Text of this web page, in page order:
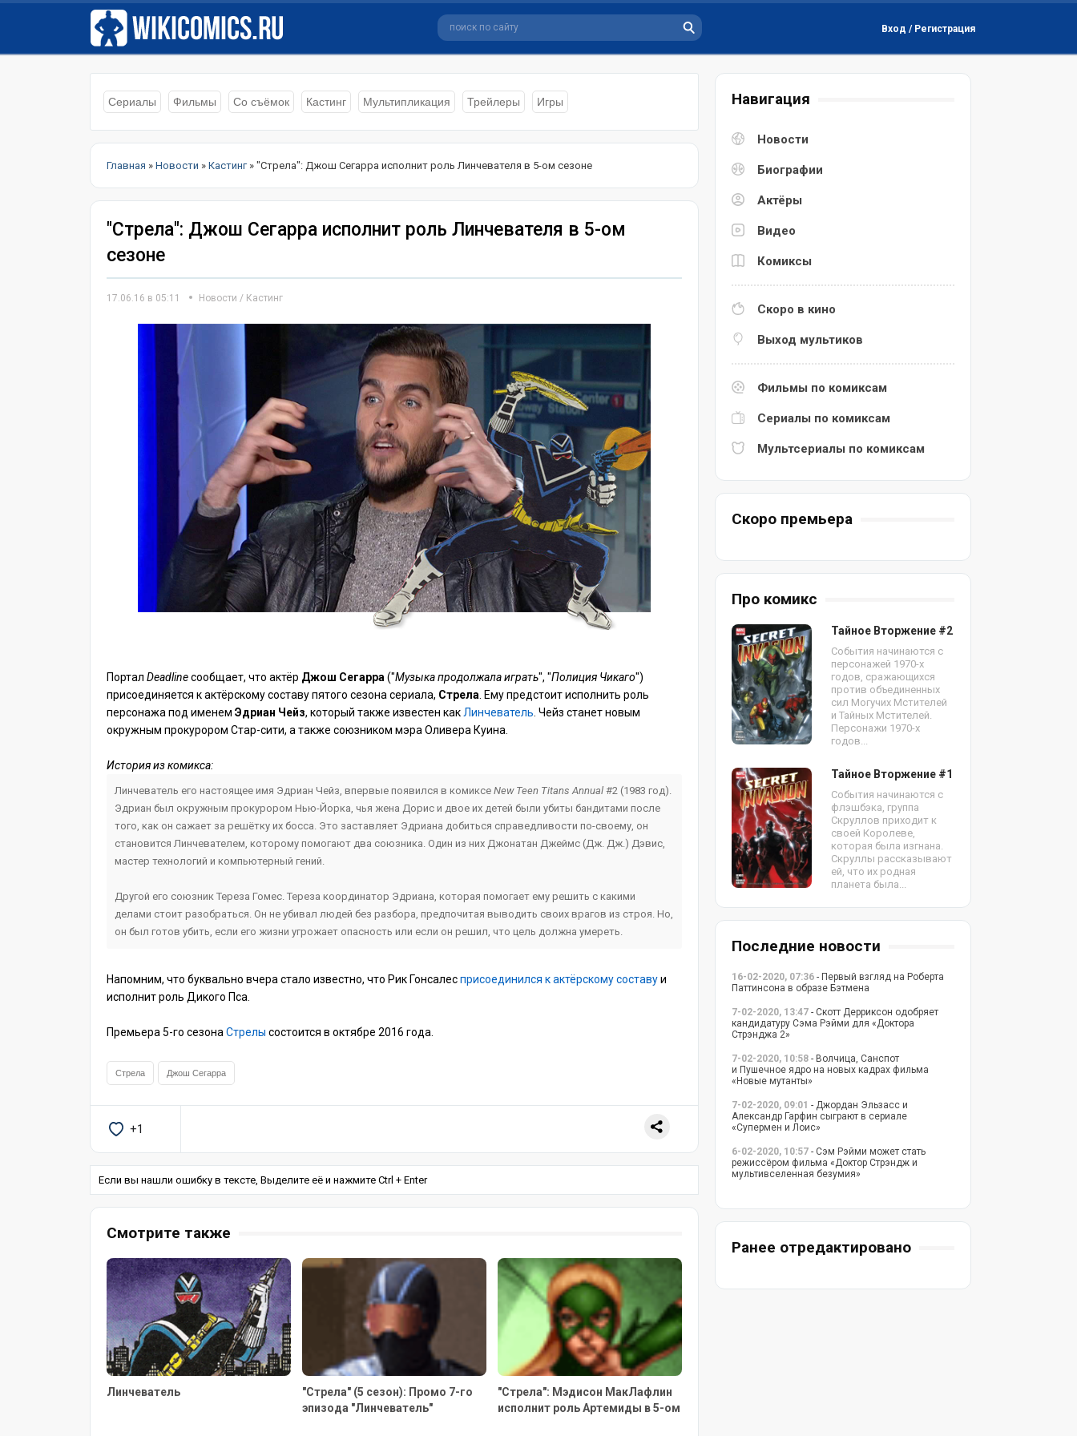
Вход / Регистрация
Сериалы Фильмы Со съёмок Кастинг Мультипликация Трейлеры Игры
Главная » Новости » Кастинг» "Стрела": Джош Сегарра исполнит роль Линчевателя в 5-ом сезоне
"Стрела": Джош Сегарра исполнит роль Линчевателя в 5-ом
сезоне
17.06.16 в 05:11 Новости / Кастинг
Портал Deadlineсообщает, что актёр Джош Сегарра ("Музыка продолжала играть", "Полиция Чикаго")
присоединяется к актёрскому составу пятого сезона сериала, Стрела . Ему предстоит исполнить роль
персонажа под именем Эдриан Чейз, который также известен как Линчеватель . Чейз станет новым
окружным прокурором Стар-сити, а также союзником мэра Оливера Куина.
История из комикса:
Линчеватель его настоящее имя Эдриан Чейз, впервые появился в комиксе New Teen Titans Annual #2 (1983 год).
Эдриан был окружным прокурором Нью-Йорка, чья жена Дорис и двое их детей были убиты бандитами после
того, как он сажает за решётку их босса. Это заставляет Эдриана добиться справедливости по-своему, он
становится Линчевателем, которому помогают два союзника. Один из них Джонатан Джеймс (Дж. Дж.) Дэвис,
мастер технологий и компьютерный гений.
Другой его союзник Тереза Гомес. Тереза координатор Эдриана, которая помогает ему решить с какими
делами стоит разобраться. Он не убивал людей без разбора, предпочитая выводить своих врагов из строя. Но,
он был готов убить, если его жизни угрожает опасность или если он решил, что цель должна умереть.
Напомним, что буквально вчера стало известно, что Рик Гонсалесприсоединился к актёрскому составуи
исполнит роль Дикого Пса.
Премьера 5-го сезона Стрелы состоится в октябре 2016 года.
Стрела Джош Сегарра
+1
Если вы нашли ошибку в тексте, Выделите её и нажмите Ctrl + Enter
Смотрите также
Линчеватель
"Стрела" (5 сезон): Промо 7-го
эпизода "Линчеватель"
"Стрела": Мэдисон МакЛафлин
исполнит роль Артемиды в 5-ом
Навигация
Новости
Биографии
Актёры
Видео
Комиксы
Скоро в кино
Выход мультиков
Фильмы по комиксам
Сериалы по комиксам
Мультсериалы по комиксам
Скоро премьера
Про комикс
Тайное Вторжение #2
События начинаются с
персонажей 1970-х
годов, сражающихся
против объединенных
сил Могучих Мстителей
и Тайных Мстителей.
Персонажи 1970-х
годов...
Тайное Вторжение #1
События начинаются с
флэшбэка, группа
Скруллов приходит к
своей Королеве,
которая была изгнана.
Скруллы рассказывают
ей, что их родная
планета была...
Последние новости
16-02-2020, 07:36 - Первый взгляд на Роберта
Паттинсона в образе Бэтмена
7-02-2020, 13:47 - Скотт Дерриксон одобряет
кандидатуру Сэма Рэйми для «Доктора
Стрэнджа 2»
7-02-2020, 10:58 - Волчица, Санспот
и Пушечное ядро на новых кадрах фильма
«Новые мутанты»
7-02-2020, 09:01 - Джордан Эльзасс и
Александр Гарфин сыграют в сериале
«Супермен и Лоис»
6-02-2020, 10:57 - Сэм Рэйми может стать
режиссёром фильма «Доктор Стрэндж и
мультивселенная безумия»
Ранее отредактировано